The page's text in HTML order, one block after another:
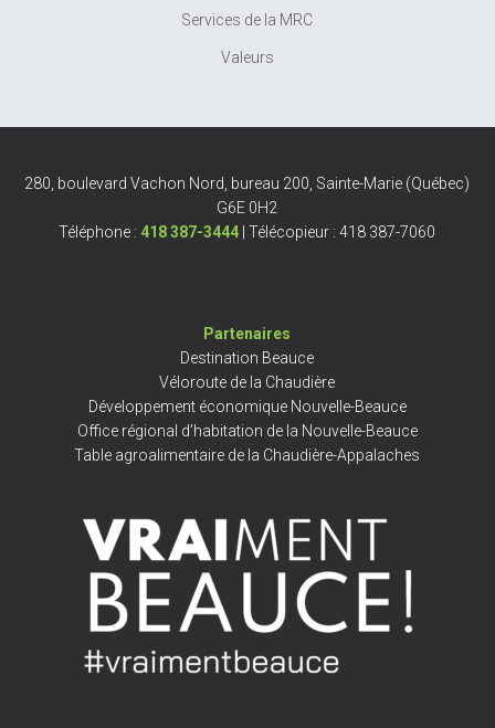
Services de la MRC
Valeurs
280, boulevard Vachon Nord, bureau 200, Sainte-Marie (Québec)
G6E 0H2
Téléphone : 418 387-3444 | Télécopieur : 418 387-7060
Partenaires
Destination Beauce
Véloroute de la Chaudière
Développement économique Nouvelle-Beauce
Office régional d’habitation de la Nouvelle-Beauce
Table agroalimentaire de la Chaudière-Appalaches